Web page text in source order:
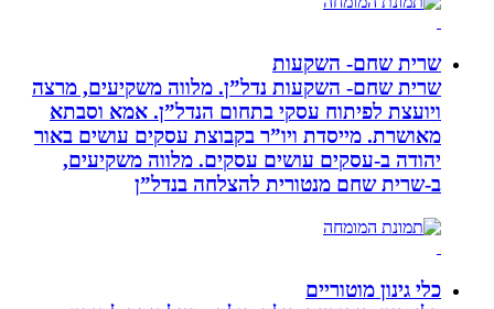
שרית שחם- השקעות
שרית שחם- השקעות נדל”ן. מלווה משקיעים, מרצה
ויועצת לפיתוח עסקי בתחום הנדל”ן. אמא וסבתא
מאושרת. ‏מייסדת ויו”ר בקבוצת עסקים עושים באור
יהודה‏ ב-‏עסקים עושים עסקים‏. ‏מלווה משקיעים,
ב-‏שרית שחם מנטורית להצלחה בנדל”ן‏
כלי גינון מוטוריים